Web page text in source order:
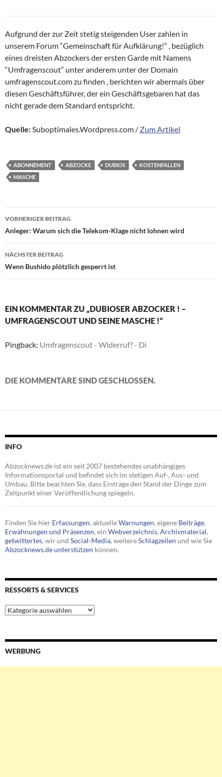
Aufgrund der zur Zeit stetig steigenden User zahlen in
unserem Forum “Gemeinschaft für Aufklärung!” , bezüglich
eines dreisten Abzockers der ersten Garde mit Namens
“Umfragenscout” unter anderem unter der Domain
umfragenscout.com zu finden , berichten wir abermals über
diesen Geschäftsführer, der ein Geschäftsgebaren hat das
nicht gerade dem Standard entspricht.
Quelle:Suboptimales.Wordpress.com / Zum Artikel
ABONNEMENT ABZOCKE DUBIOS
KOSTENFALLEN
MASCHE
Beitragsnavigation
VORHERIGER BEITRAG
Anleger: Warum sich die Telekom-Klage nicht lohnen wird
NÄCHSTER BEITRAG
Wenn Bushido plötzlich gesperrt ist
EIN KOMMENTAR ZU „DUBIOSER ABZOCKER ! –
UMFRAGENSCOUT UND SEINE MASCHE !“
Pingback: Umfragenscout - Widerruf? - Di
DIE KOMMENTARE SIND GESCHLOSSEN.
INFO
Abzocknews.de ist ein seit 2007 bestehendes unabhängiges
Informationsportal und befindet sich im stetigen Auf-, Aus- und
Umbau. Bitte beachten Sie, dass Einträge den Stand der Dinge zum
Zeitpunkt einer Veröffentlichung spiegeln.
Finden Sie hier Erfassungen, aktuelleWarnungen, eigene Beiträge,
Erwähnungen und Präsenzen, ein Webverzeichnis, Archivmaterial,
getwittertes, wir und Social-Media, weitereSchlagzeilen und wie Sie
Abzocknews.de unterstützen können.
RESSORTS & SERVICES
Ressorts
&
WERBUNG